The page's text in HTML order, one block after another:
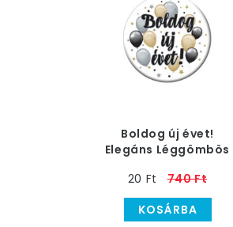
Boldog új évet!
Elegáns Léggömbös
20 Ft
740 Ft
KOSÁRBA